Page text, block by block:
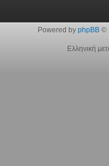
Powered by phpBB©
Ελληνική